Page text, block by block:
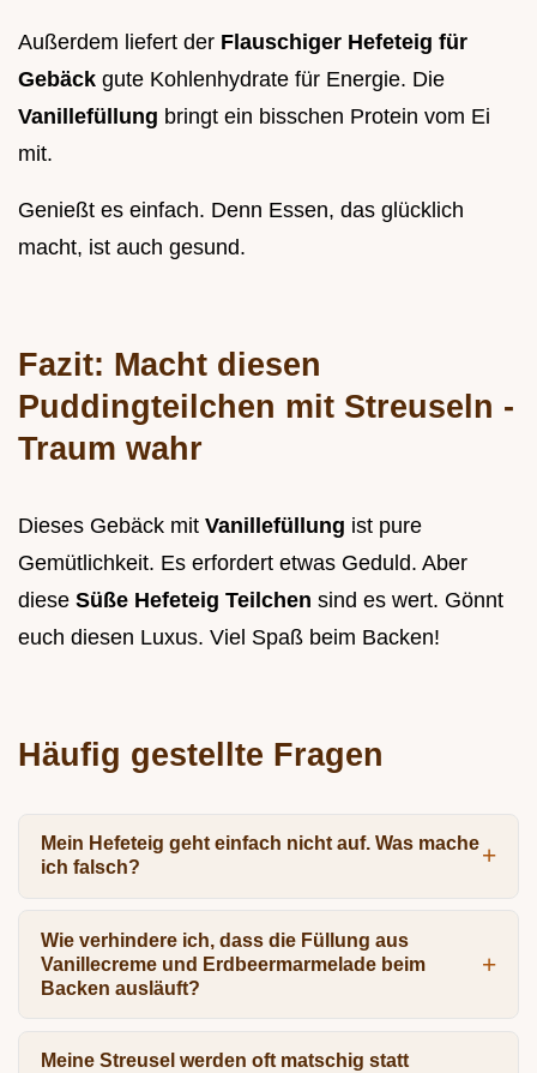
Außerdem liefert der Flauschiger Hefeteig für
Gebäck gute Kohlenhydrate für Energie. Die
Vanillefüllung bringt ein bisschen Protein vom Ei
mit.
Genießt es einfach. Denn Essen, das glücklich
macht, ist auch gesund.
Fazit: Macht diesen
Puddingteilchen mit Streuseln -
Traum wahr
Dieses Gebäck mit Vanillefüllung ist pure
Gemütlichkeit. Es erfordert etwas Geduld. Aber
diese Süße Hefeteig Teilchen sind es wert. Gönnt
euch diesen Luxus. Viel Spaß beim Backen!
Häufig gestellte Fragen
Mein Hefeteig geht einfach nicht auf. Was mache
ich falsch?
Wie verhindere ich, dass die Füllung aus
Vanillecreme und Erdbeermarmelade beim
Backen ausläuft?
Meine Streusel werden oft matschig statt